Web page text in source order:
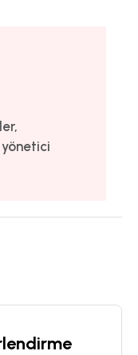
yönetici